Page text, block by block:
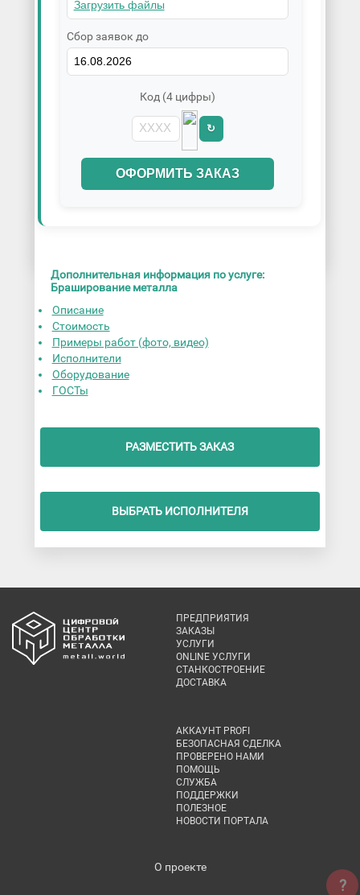
Сбор заявок до
Код (4 цифры)
↻
ОФОРМИТЬ ЗАКАЗ
Дополнительная информация по услуге:
Браширование металла
Описание
Стоимость
Примеры работ (фото, видео)
Исполнители
Оборудование
ГОСТы
РАЗМЕСТИТЬ ЗАКАЗ
ВЫБРАТЬ ИСПОЛНИТЕЛЯ
ПРЕДПРИЯТИЯ
ЗАКАЗЫ
УСЛУГИ
ONLINE УСЛУГИ
СТАНКОСТРОЕНИЕ
ДОСТАВКА
АККАУНТ PROFI
БЕЗОПАСНАЯ СДЕЛКА
ПРОВЕРЕНО НАМИ
ПОМОЩЬ
СЛУЖБА
ПОДДЕРЖКИ
ПОЛЕЗНОЕ
НОВОСТИ ПОРТАЛА
О проекте
?